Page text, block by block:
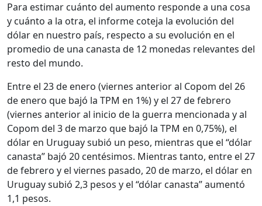
Para estimar cuánto del aumento responde a una cosa
y cuánto a la otra, el informe coteja la evolución del
dólar en nuestro país, respecto a su evolución en el
promedio de una canasta de 12 monedas relevantes del
resto del mundo.
Entre el 23 de enero (viernes anterior al Copom del 26
de enero que bajó la TPM en 1%) y el 27 de febrero
(viernes anterior al inicio de la guerra mencionada y al
Copom del 3 de marzo que bajó la TPM en 0,75%), el
dólar en Uruguay subió un peso, mientras que el “dólar
canasta” bajó 20 centésimos. Mientras tanto, entre el 27
de febrero y el viernes pasado, 20 de marzo, el dólar en
Uruguay subió 2,3 pesos y el “dólar canasta” aumentó
1,1 pesos.